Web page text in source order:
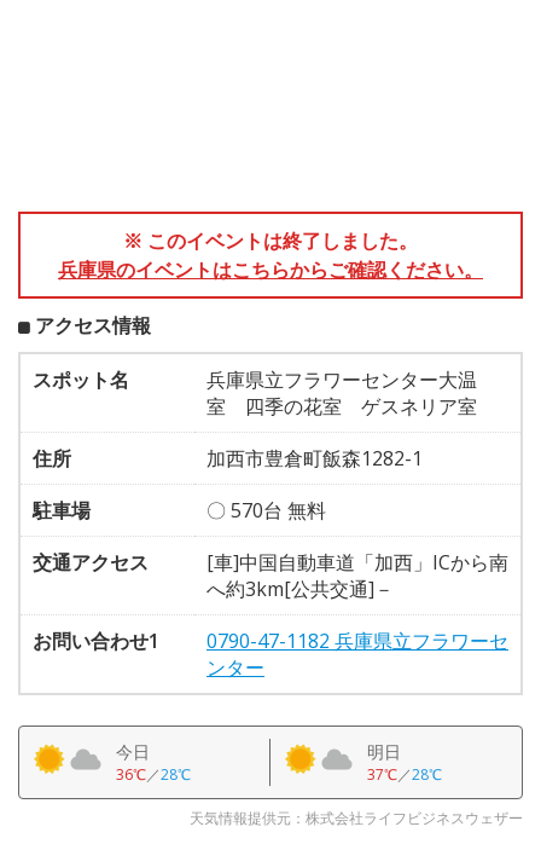
※ このイベントは終了しました。
兵庫県のイベントはこちらからご確認ください。
アクセス情報
スポット名
兵庫県立フラワーセンター大温
室 四季の花室 ゲスネリア室
住所
加西市豊倉町飯森1282-1
駐車場
〇 570台 無料
交通アクセス
[車]中国自動車道「加西」ICから南
へ約3km[公共交通]－
お問い合わせ1
0790-47-1182 兵庫県立フラワーセ
ンター
今日
36℃／28℃
明日
37℃／28℃
天気情報提供元：株式会社ライフビジネスウェザー